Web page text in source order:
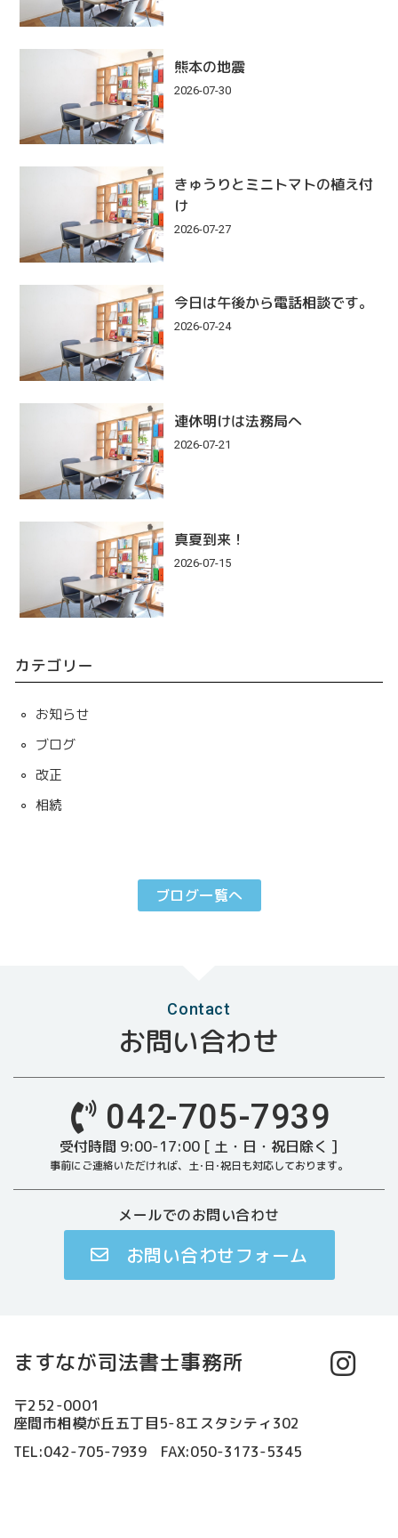
熊本の地震
2026-07-30
きゅうりとミニトマトの植え付
け
2026-07-27
今日は午後から電話相談です。
2026-07-24
連休明けは法務局へ
2026-07-21
真夏到来！
2026-07-15
カテゴリー
お知らせ
ブログ
改正
相続
ブログ一覧へ
Contact
お問い合わせ
042-705-7939
受付時間 9:00-17:00 [ 土・日・祝日除く ]
事前にご連絡いただければ、土･日･祝日も対応しております。
メールでのお問い合わせ
お問い合わせフォーム
ますなが司法書士事務所
〒252-0001
座間市相模が丘五丁目5-8エスタシティ302
TEL:042-705-7939 FAX:050-3173-5345